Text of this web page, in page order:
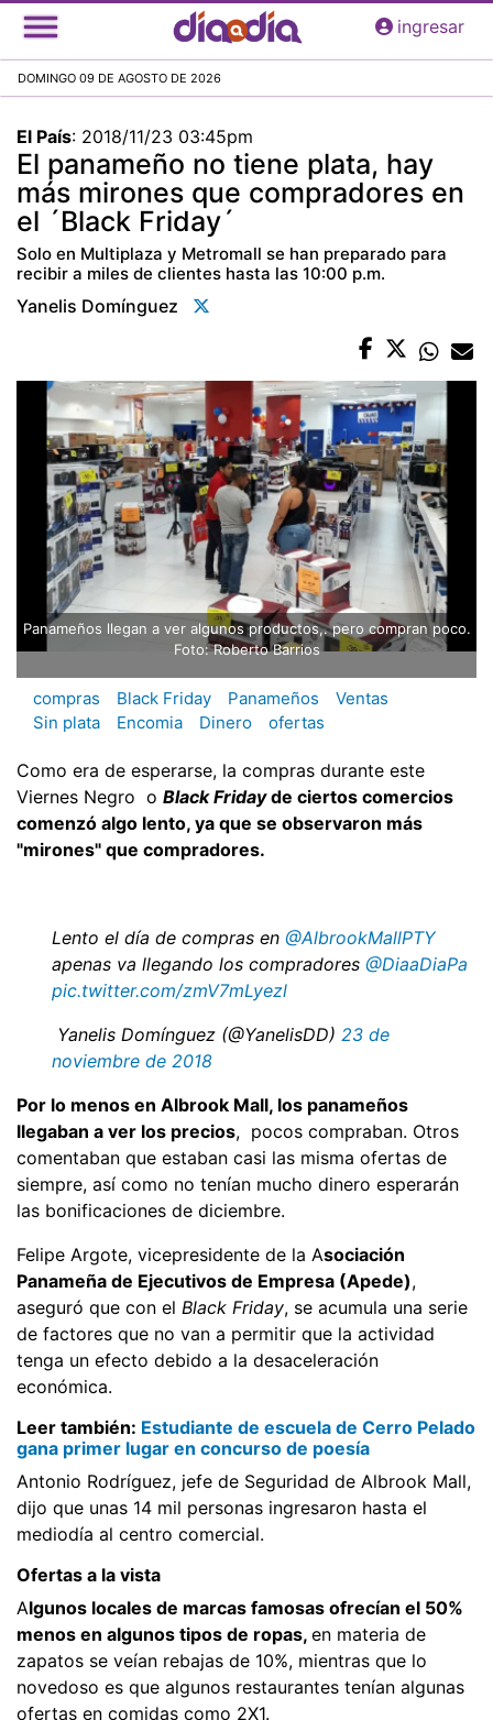
Pasar
al
principal
ingresar
DOMINGO 09 DE AGOSTO DE 2026
El País: 2018/11/23 03:45pm
El panameño no tiene plata, hay
más mirones que compradores en
el ´Black Friday´
Solo en Multiplaza y Metromall se han preparado para
recibir a miles de clientes hasta las 10:00 p.m.
Yanelis Domínguez
Panameños llegan a ver algunos productos,. pero compran poco.
Foto: Roberto Barrios
compras Black Friday Panameños
Ventas
Sin plata
Encomia Dinero ofertas
Como era de esperarse, la compras durante este
Viernes Negro o Black Fridayde ciertos comercios
comenzó algo lento, ya que se observaron más
"mirones" que compradores.
Lento el día de compras en @AlbrookMallPTY
apenas va llegando los compradores @DiaaDiaPa
pic.twitter.com/zmV7mLyezl
 Yanelis Domínguez (@YanelisDD) 23 de
noviembre de 2018
Por lo menos en Albrook Mall, los panameños
llegaban a ver los precios, pocos compraban. Otros
comentaban que estaban casi las misma ofertas de
siempre, así como no tenían mucho dinero esperarán
las bonificaciones de diciembre.
Felipe Argote, vicepresidente de la Asociación
Panameña de Ejecutivos de Empresa (Apede),
aseguró que con el Black Friday, se acumula una serie
de factores que no van a permitir que la actividad
tenga un efecto debido a la desaceleración
económica.
Leer también: Estudiante de escuela de Cerro Pelado
gana primer lugar en concurso de poesía
Antonio Rodríguez, jefe de Seguridad de Albrook Mall,
dijo que unas 14 mil personas ingresaron hasta el
mediodía al centro comercial.
Ofertas a la vista
Algunos locales de marcas famosas ofrecían el 50%
menos en algunos tipos de ropas, en materia de
zapatos se veían rebajas de 10%, mientras que lo
novedoso es que algunos restaurantes tenían algunas
ofertas en comidas como 2X1.